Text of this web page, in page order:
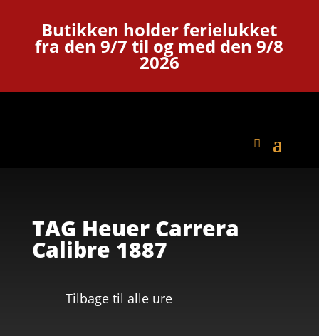
Butikken holder ferielukket
fra den 9/7 til og med den 9/8
2026
TAG Heuer Carrera
Calibre 1887
Tilbage til alle ure